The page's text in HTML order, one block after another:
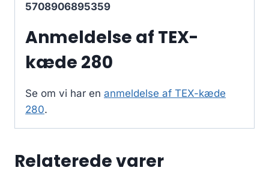
5708906895359
Anmeldelse af TEX-
kæde 280
Se om vi har en anmeldelse af TEX-kæde
280.
Relaterede varer